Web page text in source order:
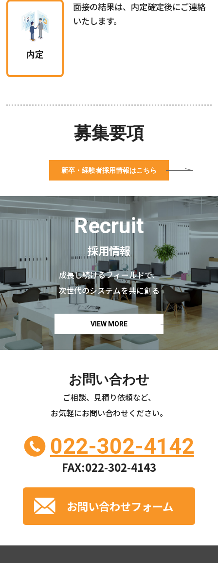
内定
面接の結果は、内定確定後にご連絡
いたします。
募集要項
新卒・経験者採用情報はこちら
Recruit
― 採用情報 ―
成長し続けるフィールドで、
次世代のシステムを共に創る
VIEW MORE
お問い合わせ
ご相談、見積り依頼など、
お気軽にお問い合わせください。
022-302-4142
FAX:022-302-4143
お問い合わせフォーム